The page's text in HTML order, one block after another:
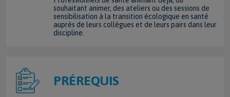
souhaitant animer, des ateliers ou des sessions de
sensibilisation à la transition écologique en santé
auprès de leurs collègues et de leurs pairs dans leur
discipline.
PRÉREQUIS